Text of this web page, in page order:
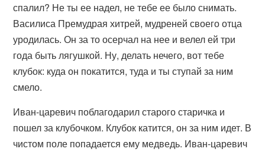
спалил? Не ты ее надел, не тебе ее было снимать.
Василиса Премудрая хитрей, мудреней своего отца
уродилась. Он за то осерчал на нее и велел ей три
года быть лягушкой. Ну, делать нечего, вот тебе
клубок: куда он покатится, туда и ты ступай за ним
смело.
Иван-царевич поблагодарил старого старичка и
пошел за клубочком. Клубок катится, он за ним идет. В
чистом поле попадается ему медведь. Иван-царевич